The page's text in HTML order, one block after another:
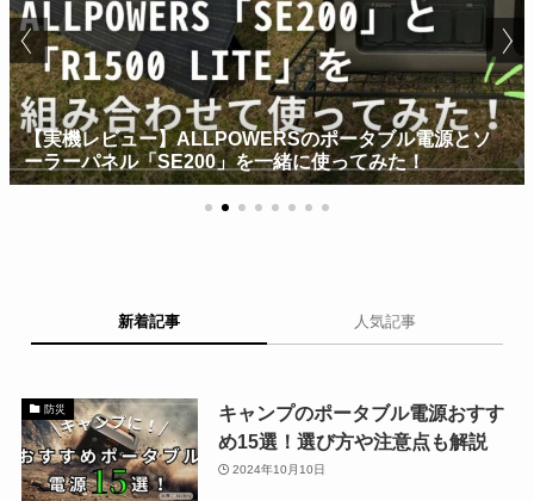
【実機レビュー】ALLPOWERSのポータブル電源とソ
ーラーパネル「SE200」を一緒に使ってみた！
新着記事 人気記事
防災
キャンプのポータブル電源おすす
め15選！選び方や注意点も解説
2024年10月10日